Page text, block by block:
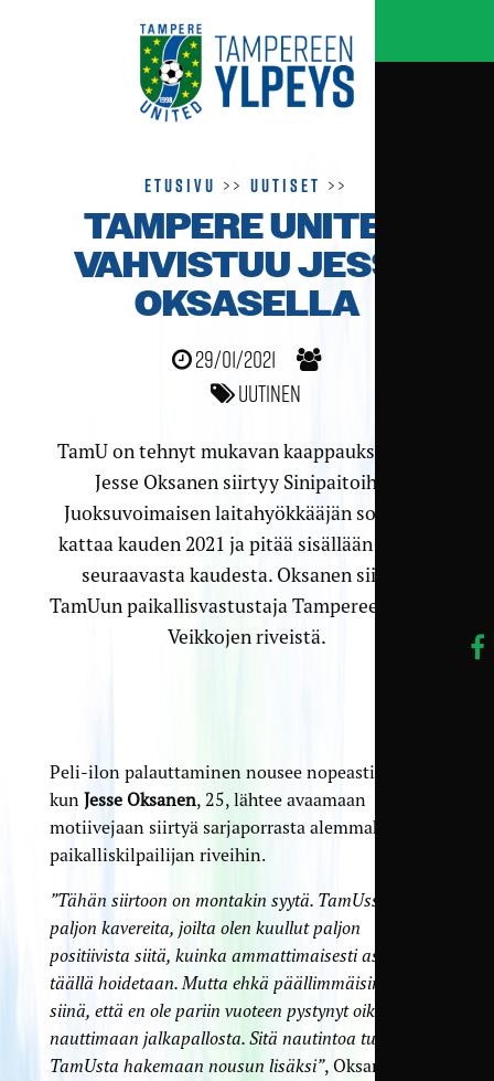
Etusivu >>Uutiset >>
TAMPERE UNITED
VAHVISTUU JESSE
OKSASELLA
29/01/2021
Uutinen
TamU on tehnyt mukavan kaappauksen, kun
Jesse Oksanen siirtyy Sinipaitoihin.
Juoksuvoimaisen laitahyökkääjän sopimus
kattaa kauden 2021 ja pitää sisällään option
seuraavasta kaudesta. Oksanen siirtyy
TamUun paikallisvastustaja Tampereen Pallo-
Veikkojen riveistä.
Peli-ilon palauttaminen nousee nopeasti esille,
kun Jesse Oksanen, 25, lähtee avaamaan
motiivejaan siirtyä sarjaporrasta alemmaksi
paikalliskilpailijan riveihin.
”Tähän siirtoon on montakin syytä. TamUssa on
paljon kavereita, joilta olen kuullut paljon
positiivista siitä, kuinka ammattimaisesti asiat
täällä hoidetaan. Mutta ehkä päällimmäisin syy oli
siinä, että en ole pariin vuoteen pystynyt oikein
nauttimaan jalkapallosta. Sitä nautintoa tulen
TamUsta hakemaan nousun lisäksi”, Oksanen avaa